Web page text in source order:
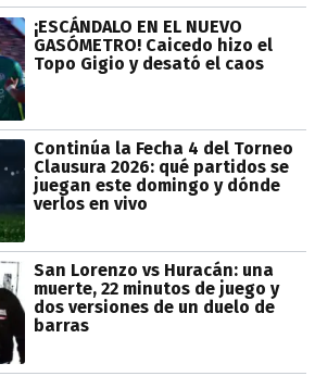
¡ESCÁNDALO EN EL NUEVO
GASÓMETRO! Caicedo hizo el
Topo Gigio y desató el caos
Continúa la Fecha 4 del Torneo
Clausura 2026: qué partidos se
juegan este domingo y dónde
verlos en vivo
San Lorenzo vs Huracán: una
muerte, 22 minutos de juego y
dos versiones de un duelo de
barras